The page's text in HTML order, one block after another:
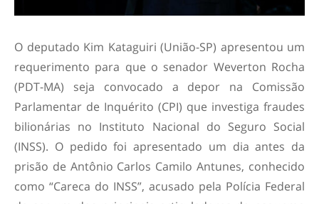
O deputado Kim Kataguiri (União-SP) apresentou um
requerimento para que o senador Weverton Rocha
(PDT-MA) seja convocado a depor na Comissão
Parlamentar de Inquérito (CPI) que investiga fraudes
bilionárias no Instituto Nacional do Seguro Social
(INSS). O pedido foi apresentado um dia antes da
prisão de Antônio Carlos Camilo Antunes, conhecido
como “Careca do INSS”, acusado pela Polícia Federal